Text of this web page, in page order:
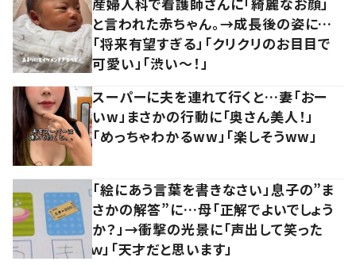
と言われた赤ちゃん。→成長後の姿に…
「将来有望すぎる」「クリクリのお目目で
可愛い」「渋い～！」
スーパーに夫を連れて行くと…妻「おー
いw」まさかの行動に「奥さん美人！」
「めっちゃわかるww」「楽しそうww」
「絵にあう言葉を書きなさい」息子の”ま
さかの解答”に…母「正解でよいでしょう
か？」→衝撃の光景に「声出して笑った
ｗ」「天才だと思います」